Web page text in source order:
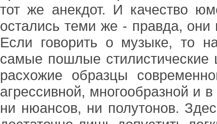
тот же анекдот. И качество
остались теми же - правда, они
Если говорить о музыке, то
самые пошлые стилистические
расхожие образцы
агрессивной, многообразной и
ни нюансов, ни полутонов.